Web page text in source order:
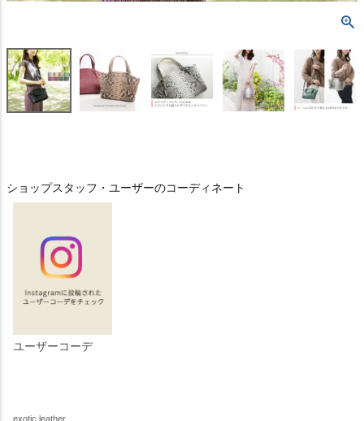
ショップスタッフ・ユーザーのコーディネート
ユーザーコーデ
exotic leather